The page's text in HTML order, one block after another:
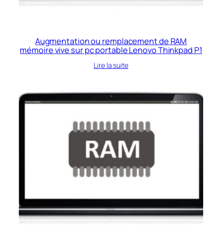
Augmentation ou remplacement de RAM
mémoire vive sur pc portable Lenovo Thinkpad P1
Lire la suite